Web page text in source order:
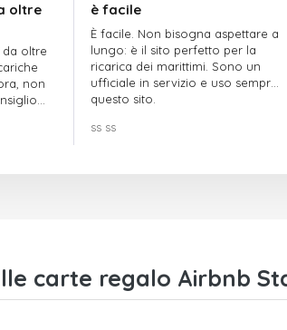
oltre
da oltre
non
è facile
È facile. Non bisogna aspettare a
lungo: è il sito perfetto per la
ricarica dei marittimi. Sono un
ufficiale in servizio e uso sempre
questo sito.
ss ss
carte regalo Airbnb